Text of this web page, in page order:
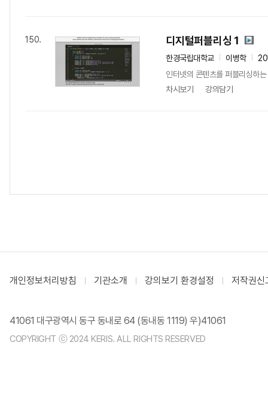
150. 디지털퍼블리싱 1
한경국립대학교 이병학
인터넷의 콘텐츠를 퍼블리싱하
차시보기
강의담기
개인정보처리방침 기관소개 강의보기 환경설정 저작권신
41061 대구광역시 동구 동내로 64 (동내동 1119) 우)41061
COPYRIGHT ⓒ 2024 KERIS. ALL RIGHTS RESERVED